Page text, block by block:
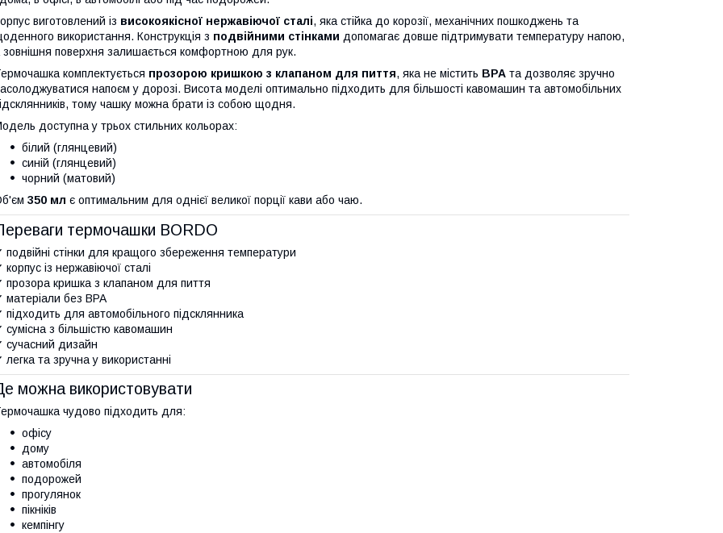
виготовлений із високоякісної нержавіючої сталі, яка стійка до корозії, механічних пошкоджень та
використання. Конструкція з подвійними стінками допомагає довше підтримувати температуру напою,
зовнішня поверхня залишається комфортною для рук.
комплектується прозорою кришкою з клапаном для пиття, яка не містить BPA та дозволяє зручно
напоєм у дорозі. Висота моделі оптимально підходить для більшості кавомашин та автомобільних
тому чашку можна брати із собою щодня.
доступна у трьох стильних кольорах:
білий (глянцевий)
синій (глянцевий)
чорний (матовий)
350 мл є оптимальним для однієї великої порції кави або чаю.
термочашки BORDO
подвійні стінки для кращого збереження температури
корпус із нержавіючої сталі
прозора кришка з клапаном для пиття
матеріали без BPA
підходить для автомобільного підсклянника
сумісна з більшістю кавомашин
сучасний дизайн
легка та зручна у використанні
можна використовувати
чудово підходить для:
офісу
дому
автомобіля
подорожей
прогулянок
пікніків
кемпінгу